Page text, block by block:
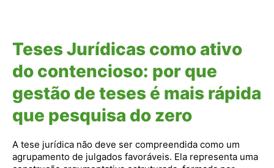
Teses Jurídicas como ativo
do contencioso: por que
gestão de teses é mais rápida
que pesquisa do zero
A tese jurídica não deve ser compreendida como um
agrupamento de julgados favoráveis. Ela representa uma